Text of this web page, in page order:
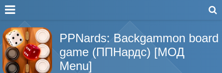
PPNards: Backgammon board
game (ППНардс) [МОД
Menu]